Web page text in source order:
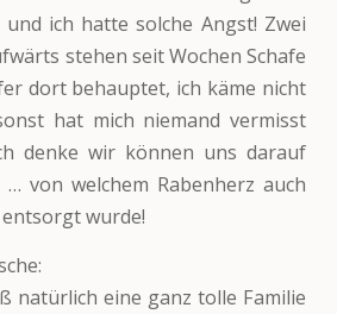
ich hatte solche Angst! Zwei
stehen seit Wochen Schafe
dort behauptet, ich käme nicht
hat mich niemand vermisst
denke wir können uns darauf
von welchem Rabenherz auch
wurde!
natürlich eine ganz tolle Familie